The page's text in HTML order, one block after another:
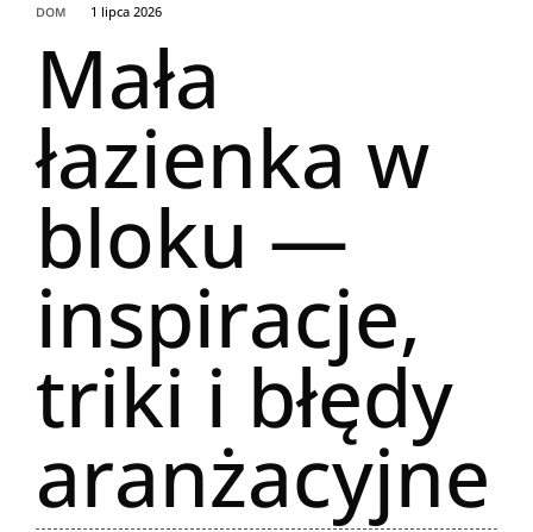
DOM 1 lipca 2026
Mała
łazienka w
bloku —
inspiracje,
triki i błędy
aranżacyjne